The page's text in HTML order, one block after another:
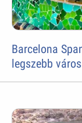
Barcelona
legszebb